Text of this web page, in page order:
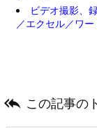
ビデオ撮影、
／エクセル／ワー
 この記事の